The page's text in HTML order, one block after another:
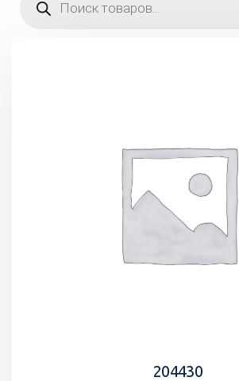
204430